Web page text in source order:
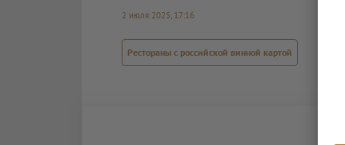
2 июля 2025, 17:16
Рестораны с российской винной картой